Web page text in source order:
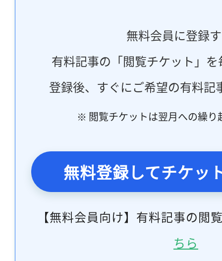
無料会員に登録
有料記事の「閲覧チケット」
登録後、すぐにご希望の有料記
※ 閲覧チケットは翌月への繰り
無料登録してチケッ
【無料会員向け】有料記事の閲
ちら